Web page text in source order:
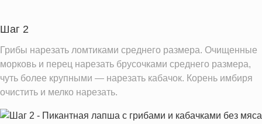
Шаг 2
Грибы нарезать ломтиками среднего размера. Очищенные
морковь и перец нарезать брусочками среднего размера,
чуть более крупными — нарезать кабачок. Корень имбиря
очистить и мелко нарезать.